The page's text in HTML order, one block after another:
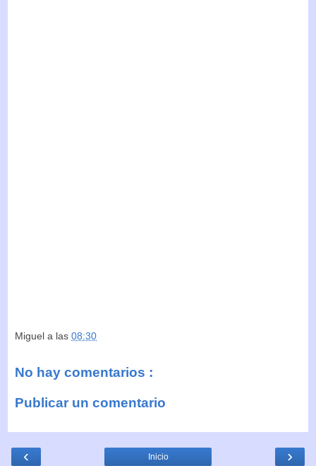
Miguel a las 08:30
No hay comentarios :
Publicar un comentario
‹ ›
Inicio